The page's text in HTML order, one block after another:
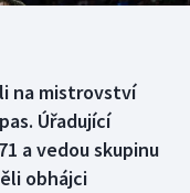
na mistrovství
Úřadující
a vedou skupinu
obhájci